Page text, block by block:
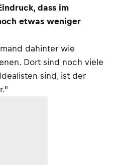
dass im
etwas weniger
dahinter wie
Dort sind noch viele
sind, ist der